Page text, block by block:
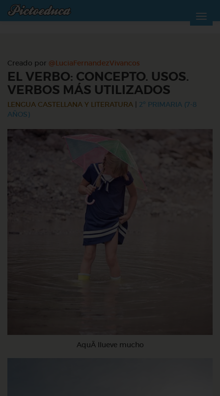
Creado por @LuciaFernandezVivancos
EL VERBO: CONCEPTO. USOS.
VERBOS MÁS UTILIZADOS
LENGUA CASTELLANA Y LITERATURA
2º PRIMARIA (7-8
AÑOS)
AquÃ­ llueve mucho